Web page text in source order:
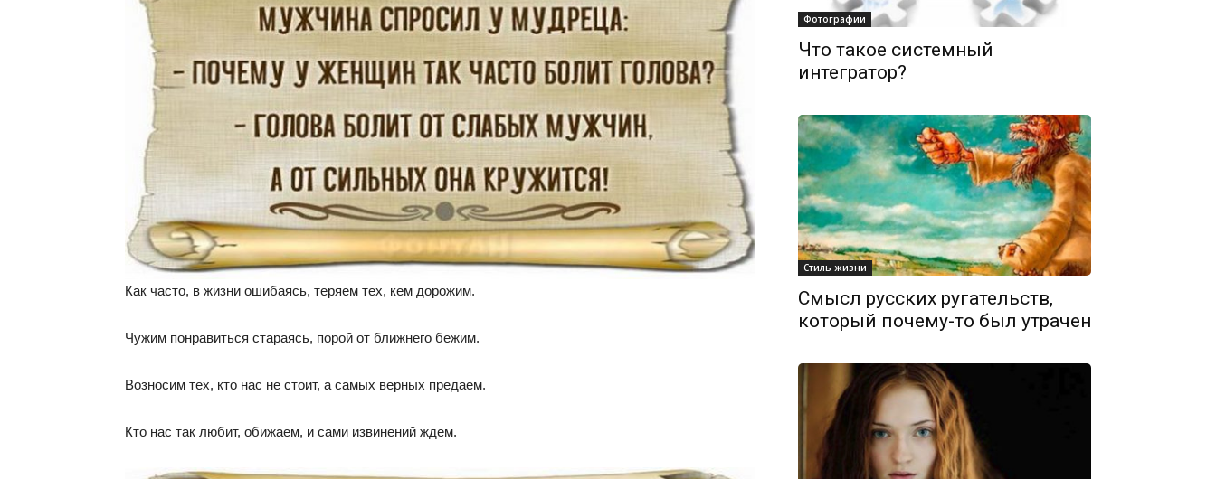
Как часто, в жизни ошибаясь, теряем тех, кем дорожим.
Чужим понравиться стараясь, порой от ближнего бежим.
Возносим тех, кто нас не стоит, а самых верных предаем.
Кто нас так любит, обижаем, и сами извинений ждем.
Фотографии
Что такое системный
интегратор?
Стиль жизни
Смысл русских ругательств,
который почему-то был утрачен